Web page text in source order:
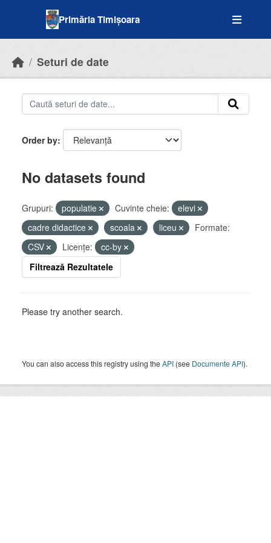
Primăria Timișoara
Seturi de date
Order by
No datasets found
Grupuri: populatie Cuvinte cheie:
elevi
cadre didactice
scoala liceu
Formate:
CSV
Licenţe:
cc-by
Filtrează Rezultatele
Please try another search.
You can also access this registry using theAPI (see Documente API).